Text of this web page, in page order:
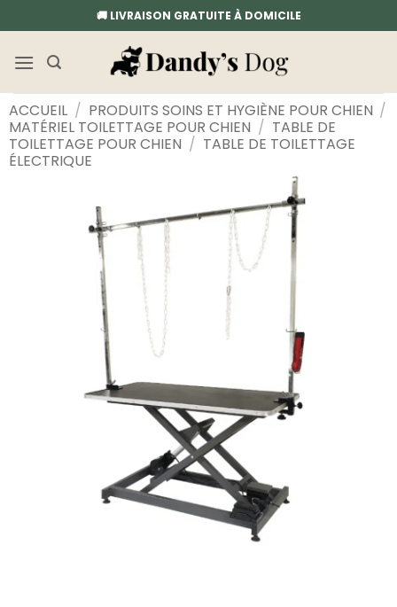
au
contenu
🚚 LIVRAISON GRATUITE À DOMICILE
ACCUEIL / PRODUITS SOINS ET HYGIÈNE POUR CHIEN /
MATÉRIEL TOILETTAGE POUR CHIEN / TABLE DE
TOILETTAGE POUR CHIEN / TABLE DE TOILETTAGE
ÉLECTRIQUE